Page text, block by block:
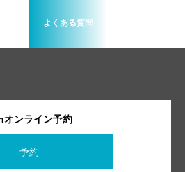
よくある質問
オンライン予約
予約